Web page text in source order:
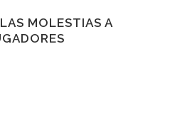
MOLESTIAS A